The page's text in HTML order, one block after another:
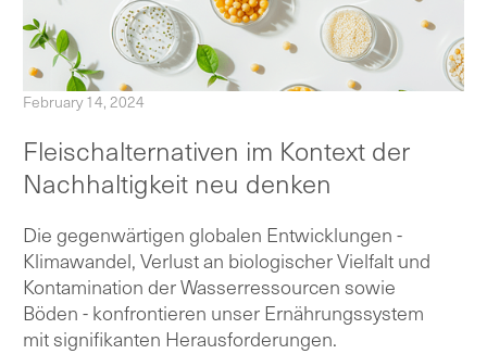
February 14, 2024
Fleischalternativen im Kontext der
Nachhaltigkeit neu denken
Die gegenwärtigen globalen Entwicklungen -
Klimawandel, Verlust an biologischer Vielfalt und
Kontamination der Wasserressourcen sowie
Böden - konfrontieren unser Ernährungssystem
mit signifikanten Herausforderungen.